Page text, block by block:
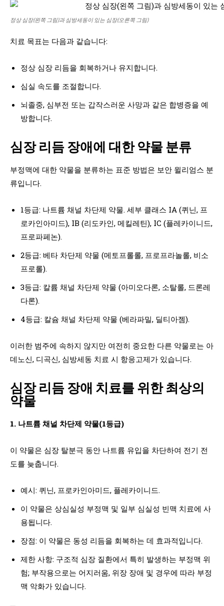
정상 심장(왼쪽 그림)과 심방세동이 있는 심장(오른쪽 그림)
치료 목표는 다음과 같습니다:
정상 심장 리듬을 회복하거나 유지합니다.
심실 속도를 조절합니다.
뇌졸중, 심부전 또는 갑작스러운 사망과 같은 합병증을 예
방합니다.
심장 리듬 장애에 대한 약물 분류
부정맥에 대한 약물을 분류하는 표준 방법은 보안 윌리엄스 분
류입니다.
1등급: 나트륨 채널 차단제 약물. 세부 클래스 IA (퀴닌, 프
로카인아미드), IB (리도카인, 메킬레틴), IC (플레카이니드,
프로파페논).
2등급: 베타 차단제 약물 (메토프롤롤, 프로프라놀롤, 비소
프로롤).
3등급: 칼륨 채널 차단제 약물 (아미오다론, 소탈롤, 드론레
다론).
4등급: 칼슘 채널 차단제 약물 (베라파밀, 딜티아젬).
이러한 범주에 속하지 않지만 여전히 중요한 다른 약물로는 아
데노신, 디곡신, 심방세동 치료 시 항응고제가 있습니다.
심장 리듬 장애 치료를 위한 최상의
약물
1. 나트륨 채널 차단제 약물(1등급)
이 약물은 심장 탈분극 동안 나트륨 유입을 차단하여 전기 전
도를 늦춥니다.
예시: 퀴닌, 프로카인아미드, 플레카이니드.
이 약물은 상심실성 부정맥 및 일부 심실성 빈맥 치료에 사
용됩니다.
장점: 이 약물은 동성 리듬을 회복하는 데 효과적입니다.
제한 사항: 구조적 심장 질환에서 특히 발생하는 부정맥 위
험; 부작용으로는 어지러움, 위장 장애 및 경우에 따라 부정
맥 악화가 있습니다.